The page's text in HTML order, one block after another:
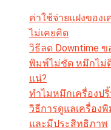
ค่าใช้จ่ายแฝงของ
ไม่เคยคิด
วิธีลด Downtime
พิมพ์ไม่ชัด หมึกไม่
แน่?
ทำไมหมึกเครื่องป
วิธีการดูแลเครื่องพิ
และมีประสิทธิภาพ